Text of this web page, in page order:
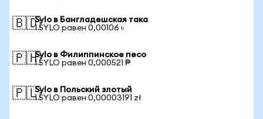
🇧🇩Sylo в Бангладешская така
1 SYLO равен 0,00106 ৳
🇵🇭Sylo в Филиппинское песо
1 SYLO равен 0,000521 ₱
🇵🇱Sylo в Польский злотый
1 SYLO равен 0,00003191 zł